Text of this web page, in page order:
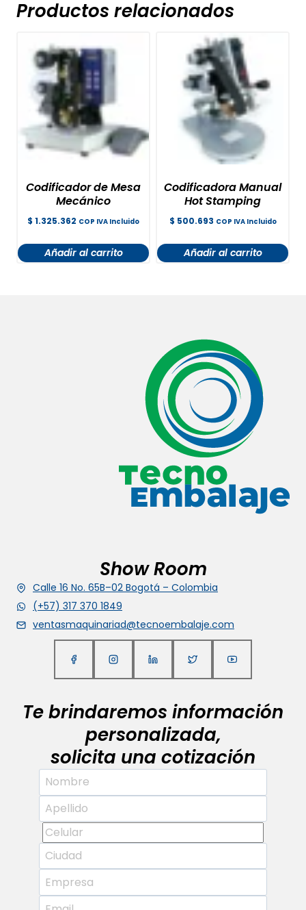
Productos relacionados
Codificador de Mesa
Mecánico
$ 1.325.362 COP IVA Incluido
Añadir al carrito
Codificadora Manual
Hot Stamping
$ 500.693 COP IVA Incluido
Añadir al carrito
Show Room
Calle 16 No. 65B–02 Bogotá – Colombia
(+57) 317 370 1849
ventasmaquinariad@tecnoembalaje.com
Te brindaremos información
personalizada,
solicita una cotización